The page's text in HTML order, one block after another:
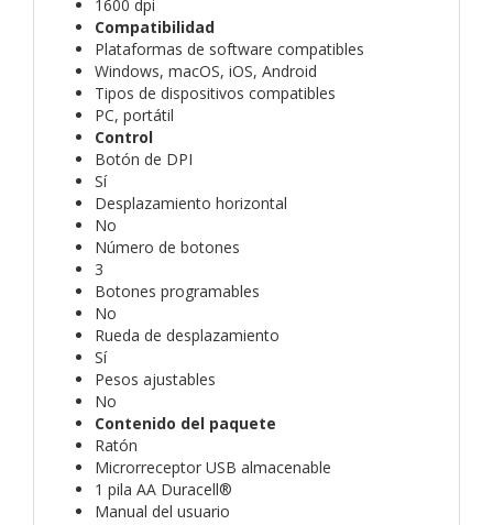
1600 dpi
Compatibilidad
Plataformas de software compatibles
Windows, macOS, iOS, Android
Tipos de dispositivos compatibles
PC, portátil
Control
Botón de DPI
Sí
Desplazamiento horizontal
No
Número de botones
3
Botones programables
No
Rueda de desplazamiento
Sí
Pesos ajustables
No
Contenido del paquete
Ratón
Microrreceptor USB almacenable
1 pila AA Duracell®
Manual del usuario